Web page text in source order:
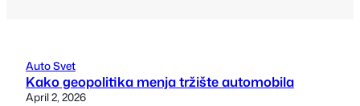
Auto Svet
Kako geopolitika menja tržište automobila
April 2, 2026